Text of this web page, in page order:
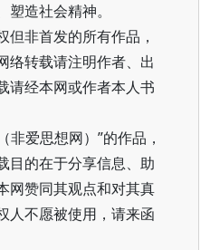
造社会精神。
但非首发的所有作品，
络转载请注明作者、出
请经本网或作者本人书
非爱思想网）”的作品，
目的在于分享信息、助
网赞同其观点和对其真
人不愿被使用，请来函